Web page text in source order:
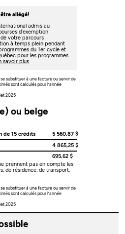
allégé!
admis au
d’exemption
votre parcours
à temps plein pendant
du 1er cycle et
pour les programmes
savoir plus
substituer à une facture ou servir de
sont calculés pour l’année
2025
ou belge
de 15 crédits
5 560,87 $
4 865,25 $
695,62 $
prennent pas en compte les
de résidence, de transport,
substituer à une facture ou servir de
sont calculés pour l’année
2025